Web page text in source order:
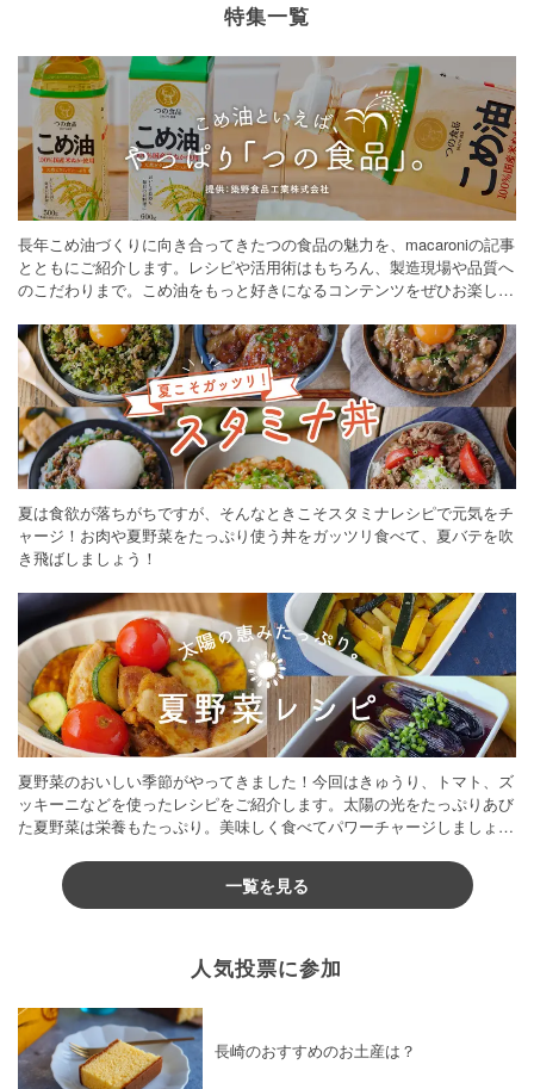
特集一覧
長年こめ油づくりに向き合ってきたつの食品の魅力を、macaroniの記事
とともにご紹介します。レシピや活用術はもちろん、製造現場や品質へ
のこだわりまで。こめ油をもっと好きになるコンテンツをぜひお楽しみ
夏は食欲が落ちがちですが、そんなときこそスタミナレシピで元気をチ
ャージ！お肉や夏野菜をたっぷり使う丼をガッツリ食べて、夏バテを吹
き飛ばしましょう！
夏野菜のおいしい季節がやってきました！今回はきゅうり、トマト、ズ
ッキーニなどを使ったレシピをご紹介します。太陽の光をたっぷりあび
た夏野菜は栄養もたっぷり。美味しく食べてパワーチャージしましょう
一覧を見る
人気投票に参加
長崎のおすすめのお土産は？